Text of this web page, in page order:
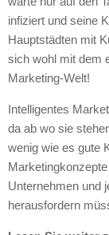
infiziert und seine
Hauptstädten mit
sich wohl mit dem
Marketing-Welt!
Intelligentes
da ab wo sie
wenig wie es gute
Unternehmen und
herausfordern